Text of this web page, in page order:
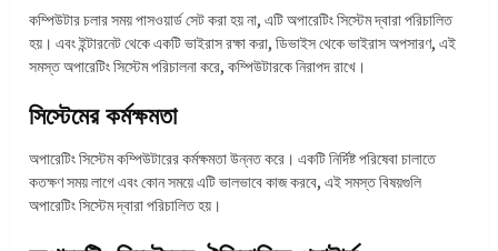
কম্পিউটার চলার সময় পাসওয়ার্ড সেট করা হয় না, এটি অপারেটিং সিস্টেম দ্বারা পরিচালিত
হয়। এবং ইন্টারনেট থেকে একটি ভাইরাস রক্ষা করা, ডিভাইস থেকে ভাইরাস অপসারণ, এই
সমস্ত অপারেটিং সিস্টেম পরিচালনা করে, কম্পিউটারকে নিরাপদ রাখে।
সিস্টেমের কর্মক্ষমতা
অপারেটিং সিস্টেম কম্পিউটারের কর্মক্ষমতা উন্নত করে। একটি নির্দিষ্ট পরিষেবা চালাতে
কতক্ষণ সময় লাগে এবং কোন সময়ে এটি ভালভাবে কাজ করবে, এই সমস্ত বিষয়গুলি
অপারেটিং সিস্টেম দ্বারা পরিচালিত হয়।